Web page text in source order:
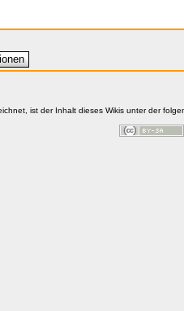
ist der Inhalt dieses Wikis unter der